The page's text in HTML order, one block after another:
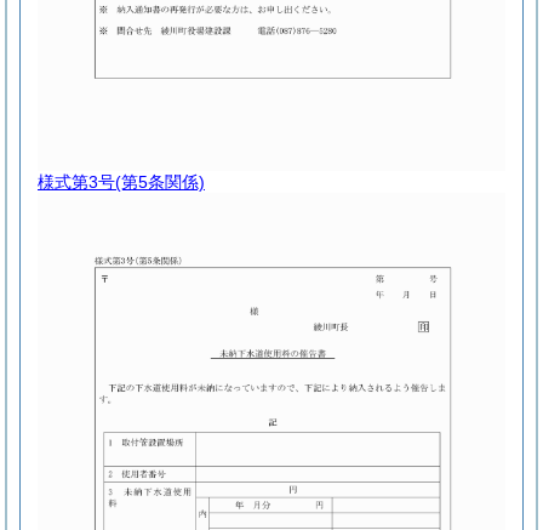
様式第3号(第5条関係)